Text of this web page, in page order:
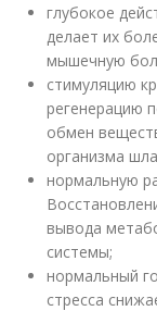
глубокое
делает их
мышечную
стимуляцию
регенерацию
обмен
организма
нормальную
вывода
системы;
нормальный
стресса